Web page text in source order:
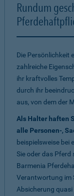
Rundum
Die Persönlichkeit
zahlreiche
ihr kraftvolles
durch ihr
aus, von dem der
Als Halter haften
alle Personen-,
beispielsweise bei
Sie oder das Pferd
Barmenia
Verantwortung im
Absicherung